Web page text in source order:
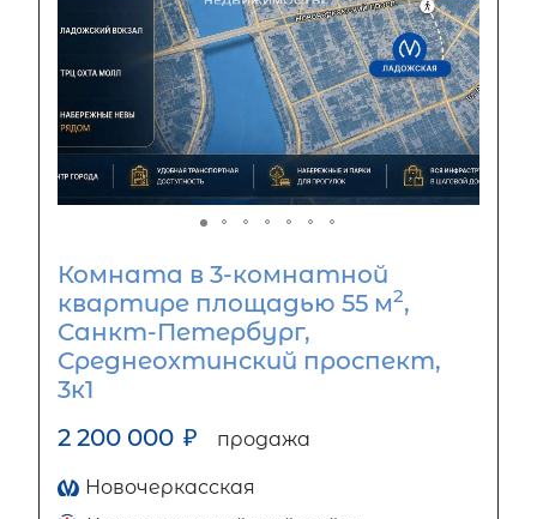
Комната в 3-комнатной
квартире площадью 55 м2,
Санкт-Петербург,
Среднеохтинский проспект,
3к1
2 200 000 ₽ продажа
Новочеркасская